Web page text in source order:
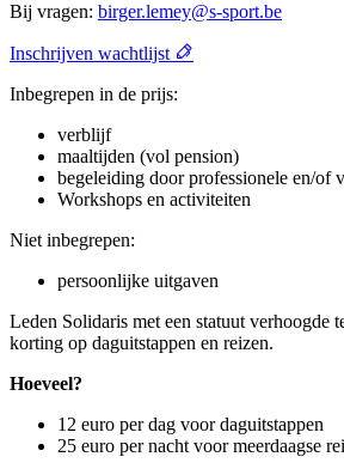
Bij vragen: birger.lemey@s-sport.be
Inschrijven wachtlijst
Inbegrepen in de prijs:
verblijf
maaltijden (vol pension)
begeleiding door professionele en/of
Workshops en activiteiten
Niet inbegrepen:
persoonlijke uitgaven
Leden Solidaris met een statuut verhoogde
korting op daguitstappen en reizen.
Hoeveel?
12 euro per dag voor daguitstappen
25 euro per nacht voor meerdaagse